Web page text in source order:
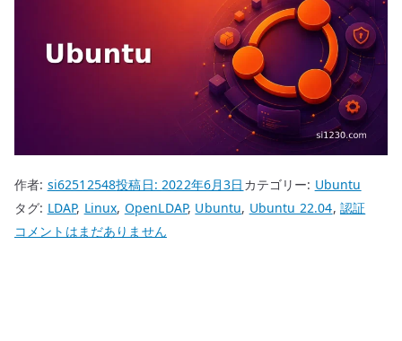
作者: si62512548投稿日:2022年6月3日 カテゴリー: Ubuntu
タグ: LDAP, Linux, OpenLDAP, Ubuntu, Ubuntu 22.04, 認証
Ubuntu
コメントはまだありません